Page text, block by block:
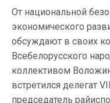
От национальной
экономического
обсуждают в своих
Всебелорусского
коллективом
встретился делегат
председатель